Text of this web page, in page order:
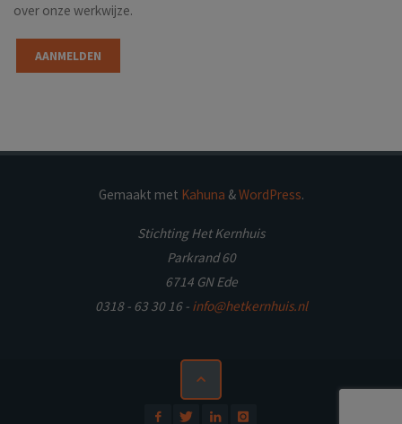
over onze werkwijze.
AANMELDEN
Gemaakt met Kahuna &WordPress.
Stichting Het Kernhuis
Parkrand 60
6714 GN Ede
0318 - 63 30 16 - info@hetkernhuis.nl